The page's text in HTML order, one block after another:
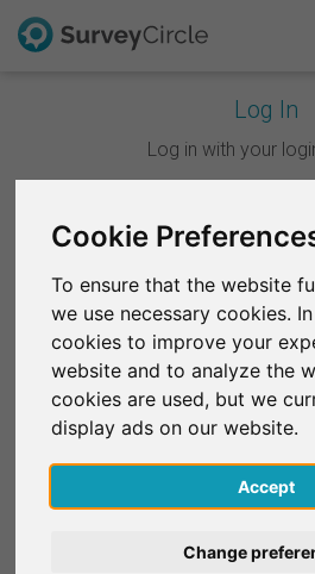
Cookie
To ensure that the website
we use necessary cookies.
cookies to improve your
website and to analyze the
cookies are used, but we
display ads on our website.
Change
Log In
Log in with your
Continuer avec
Continuer avec
OU
E-mail*
Mot de passe*
C'est
FAQ
S'inscrire
English
Deutsch